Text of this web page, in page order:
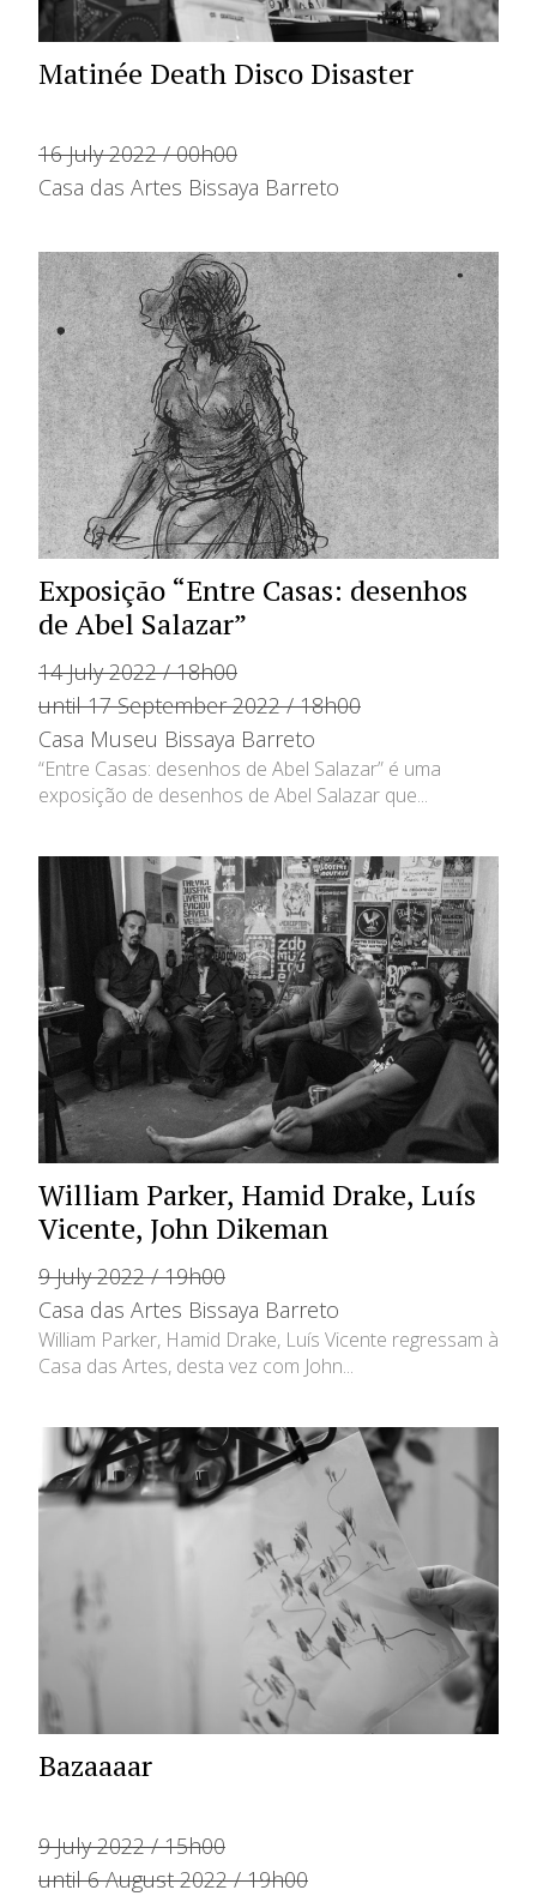
Matinée Death Disco Disaster
16 July 2022 / 00h00
Casa das Artes Bissaya Barreto
Exposição “Entre Casas: desenhos
de Abel Salazar”
14 July 2022 / 18h00
until 17 September 2022 / 18h00
Casa Museu Bissaya Barreto
“Entre Casas: desenhos de Abel Salazar” é uma
exposição de desenhos de Abel Salazar que...
William Parker, Hamid Drake, Luís
Vicente, John Dikeman
9 July 2022 / 19h00
Casa das Artes Bissaya Barreto
William Parker, Hamid Drake, Luís Vicente regressam à
Casa das Artes, desta vez com John...
Bazaaaar
9 July 2022 / 15h00
until 6 August 2022 / 19h00